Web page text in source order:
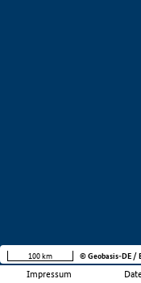
Impressum
100 km © Geobasis-DE /